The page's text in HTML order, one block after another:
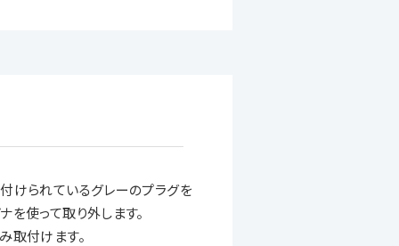
けられているグレーのプラグを
使って取り外します。
取付けます。